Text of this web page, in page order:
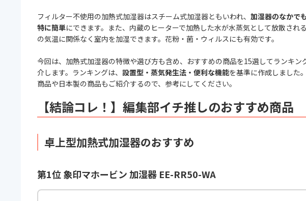
フィルター不使用の加熱式加湿器はスチーム式加湿器ともいわれ、 加湿器のなかで
特に簡単にできます。また、内蔵のヒーターで加熱した水が水蒸気として放散され
の気温に関係なく室内を加湿できます。花粉・菌・ウィルスにも有効です。
今回は、加熱式加湿器の特徴や選び方も含め、おすすめの商品を15選してランキン
介します。ランキングは、 設置型・蒸気発生法・便利な機能を基準に作成しました
商品や日本製の商品もご紹介するので、参考にしてください。
【結論コレ！】編集部イチ推しのおすすめ商品
卓上型加熱式加湿器のおすすめ
第1位 象印マホービン 加湿器 EE-RR50-WA